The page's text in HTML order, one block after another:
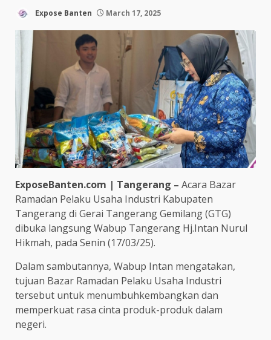
Expose Banten March 17, 2025
ExposeBanten.com | Tangerang – Acara Bazar
Ramadan Pelaku Usaha Industri Kabupaten
Tangerang di Gerai Tangerang Gemilang (GTG)
dibuka langsung Wabup Tangerang Hj.Intan Nurul
Hikmah, pada Senin (17/03/25).
Dalam sambutannya, Wabup Intan mengatakan,
tujuan Bazar Ramadan Pelaku Usaha Industri
tersebut untuk menumbuhkembangkan dan
memperkuat rasa cinta produk-produk dalam
negeri.